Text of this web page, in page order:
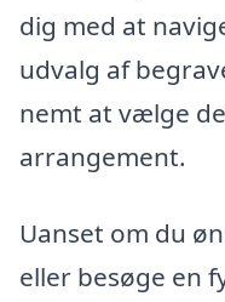
dig med at
udvalg af
nemt at vælge
arrangement.
Uanset om du
eller besøge en